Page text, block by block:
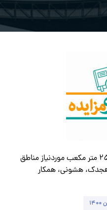
خرید چوب روسی به مقدار کل ۲۵۰۰ متر مکعب موردنیاز مناطق
هجدک، هشونی، همکار